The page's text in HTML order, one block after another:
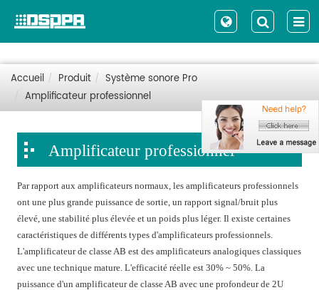
Accueil Produit
Système sonore Pro
Amplificateur professionnel
Amplificateur professionnel
Par rapport aux amplificateurs normaux, les amplificateurs professionnels
ont une plus grande puissance de sortie, un rapport signal/bruit plus
élevé, une stabilité plus élevée et un poids plus léger. Il existe certaines
caractéristiques de différents types d'amplificateurs professionnels.
L'amplificateur de classe AB est des amplificateurs analogiques classiques
avec une technique mature. L'efficacité réelle est 30% ~ 50%. La
puissance d'un amplificateur de classe AB avec une profondeur de 2U